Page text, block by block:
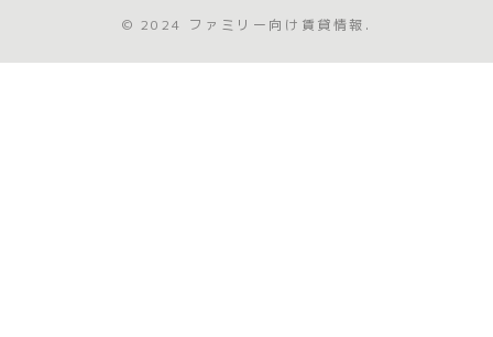
© 2024 ファミリー向け賃貸情報.